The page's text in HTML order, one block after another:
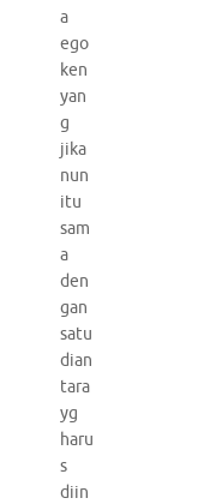
a
ego
ken
yan
g
jika
nun
itu
sam
a
den
gan
satu
dian
tara
yg
haru
s
diin